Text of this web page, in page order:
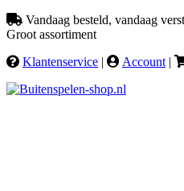
Vandaag besteld, vandaag
Groot assortiment
Klantenservice | Account |